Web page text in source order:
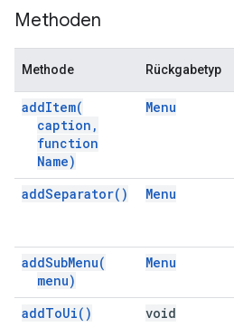
Methoden
Methode Rückgabetyp
addItem(
caption ,
function
Name)
Menu
addSeparator( ) Menu
addSubMenu(
menu)
Menu
addToUi( ) void